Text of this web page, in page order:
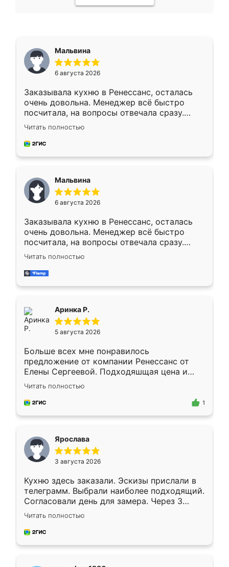
Мальвина
6 августа 2026
Заказывала кухню в Ренессанс, осталась
очень довольна. Менеджер всё быстро
посчитала, на вопросы отвечала сразу.
Замерщик приехал в субботу, подошёл к
делу со всей ответственностью. Собрали
за день, ребята работали аккуратно, даже
Читать полностью
Мальвина
6 августа 2026
Заказывала кухню в Ренессанс, осталась
очень довольна. Менеджер всё быстро
посчитала, на вопросы отвечала сразу.
Замерщик приехал в субботу, подошёл к
делу со всей ответственностью. Собрали
за день, ребята работали аккуратно, даже
Читать полностью
Аринка Р.
5 августа 2026
Больше всех мне понравилось
предложение от компании Ренессанс от
Елены Сергеевой. Подходяшщая цена и
короткие сроки изготовления. Приехавший
для замера сотрудник Владислав
предложил по моему эскизу самый
Читать полностью
1
Ярослава
3 августа 2026
Кухню здесь заказали. Эскизы прислали в
телеграмм. Выбрали наиболее подходящий.
Согласовали день для замера. Через 3
недели кухня была уже готова. Остались
довольны работой. Спасибо Ренессанс
мебель за качественную работу!
Читать полностью